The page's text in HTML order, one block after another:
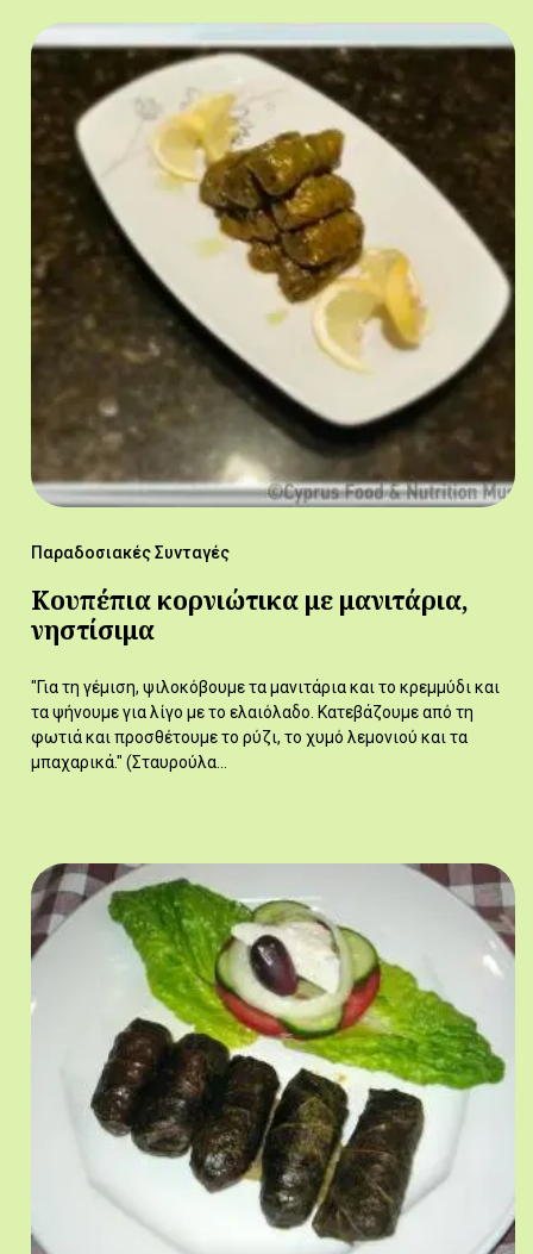
Παραδοσιακές Συνταγές
Κουπέπια κορνιώτικα με μανιτάρια,
νηστίσιμα
"Για τη γέμιση, ψιλοκόβουμε τα μανιτάρια και το κρεμμύδι και
τα ψήνουμε για λίγο με το ελαιόλαδο. Κατεβάζουμε από τη
φωτιά και προσθέτουμε το ρύζι, το χυμό λεμονιού και τα
μπαχαρικά." (Σταυρούλα…